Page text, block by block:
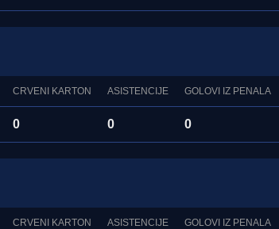
CRVENI KARTON ASISTENCIJE GOLOVI IZ PENALA
0 0 0
CRVENI KARTON ASISTENCIJE GOLOVI IZ PENALA